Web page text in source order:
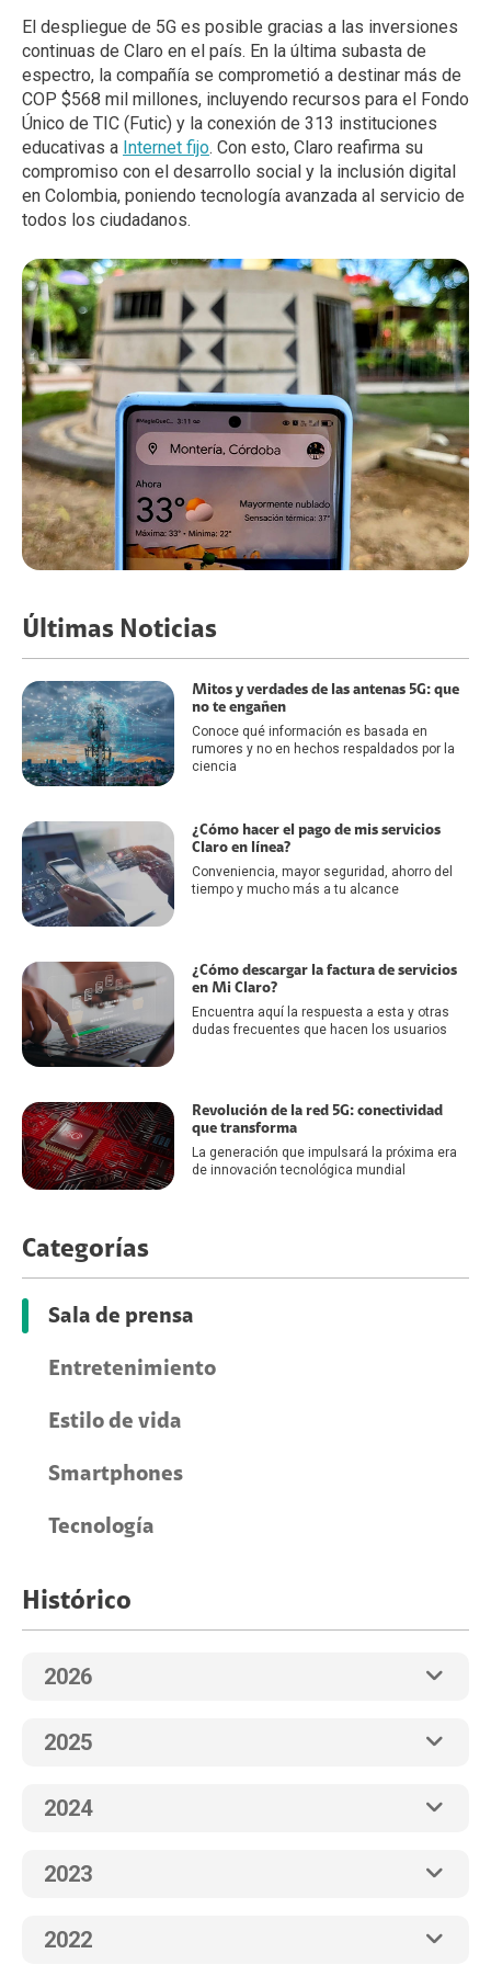
El despliegue de 5G es posible gracias a las inversiones
continuas de Claro en el país. En la última subasta de
espectro, la compañía se comprometió a destinar más de
COP $568 mil millones, incluyendo recursos para el Fondo
Único de TIC (Futic) y la conexión de 313 instituciones
educativas a Internet fijo. Con esto, Claro reafirma su
compromiso con el desarrollo social y la inclusión digital
en Colombia, poniendo tecnología avanzada al servicio de
todos los ciudadanos.
Últimas Noticias
Mitos y verdades de las antenas 5G: que
no te engañen
Conoce qué información es basada en
rumores y no en hechos respaldados por la
ciencia
¿Cómo hacer el pago de mis servicios
Claro en línea?
Conveniencia, mayor seguridad, ahorro del
tiempo y mucho más a tu alcance
¿Cómo descargar la factura de servicios
en Mi Claro?
Encuentra aquí la respuesta a esta y otras
dudas frecuentes que hacen los usuarios
Revolución de la red 5G: conectividad
que transforma
La generación que impulsará la próxima era
de innovación tecnológica mundial
Categorías
Sala de prensa
Entretenimiento
Estilo de vida
Smartphones
Tecnología
Histórico
2026
2025
2024
2023
2022